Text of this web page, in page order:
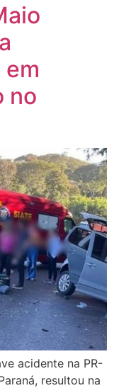
no
acidente na PR-
resultou na